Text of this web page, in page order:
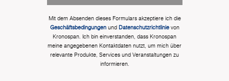
Mit dem Absenden dieses Formulars akzeptiere ich die
Geschäftsbedingungenund Datenschutzrichtlinievon
Kronospan. Ich bin einverstanden, dass Kronospan
meine angegebenen Kontaktdaten nutzt, um mich über
relevante Produkte, Services und Veranstaltungen zu
informieren.